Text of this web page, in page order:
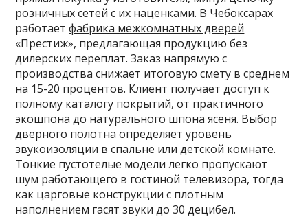
розничных сетей с их наценками. В Чебоксарах
работаетфабрика межкомнатных дверей
«Престиж», предлагающая продукцию без
дилерских переплат. Заказ напрямую с
производства снижает итоговую смету в среднем
на 15-20 процентов. Клиент получает доступ к
полному каталогу покрытий, от практичного
экошпона до натурального шпона ясеня. Выбор
дверного полотна определяет уровень
звукоизоляции в спальне или детской комнате.
Тонкие пустотелые модели легко пропускают
шум работающего в гостиной телевизора, тогда
как царговые конструкции с плотным
наполнением гасят звуки до 30 децибел.